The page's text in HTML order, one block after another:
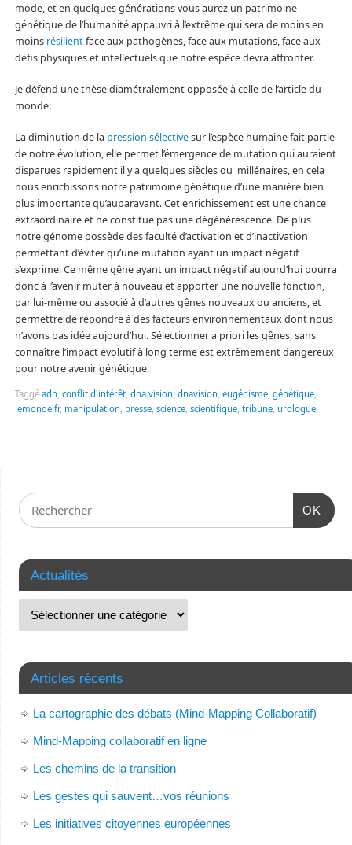
mode, et en quelques générations vous aurez un patrimoine
génétique de l’humanité appauvri à l’extrême qui sera de moins en
moinsrésilientface aux pathogènes, face aux mutations, face aux
défis physiques et intellectuels que notre espèce devra affronter.
Je défend une thèse diamétralement opposée à celle de l’article du
monde:
La diminution de la pression sélectivesur l’espèce humaine fait partie
de notre évolution, elle permet l’émergence de mutation qui auraient
disparues rapidement il y a quelques siècles ou millénaires, en cela
nous enrichissons notre patrimoine génétique d’une manière bien
plus importante qu’auparavant. Cet enrichissement est une chance
extraordinaire et ne constitue pas une dégénérescence. De plus
notre génome possède des faculté d’activation et d’inactivation
permettant d’éviter qu’une mutation ayant un impact négatif
s’exprime. Ce même gêne ayant un impact négatif aujourd’hui pourra
donc à l’avenir muter à nouveau et apporter une nouvelle fonction,
par lui-même ou associé à d’autres gênes nouveaux ou anciens, et
permettre de répondre à des facteurs environnementaux dont nous
n’avons pas idée aujourd’hui. Sélectionner a priori les gênes, sans
connaître l’impact évolutif à long terme est extrêmement dangereux
pour notre avenir génétique.
Taggé adn, conflit d'intérêt, dna vision, dnavision, eugénisme, génétique,
lemonde.fr, manipulation, presse, science, scientifique, tribune, urologue
OK
Actualités
Articles récents
La cartographie des débats (Mind-Mapping Collaboratif)
Mind-Mapping collaboratif en ligne
Les chemins de la transition
Les gestes qui sauvent…vos réunions
Les initiatives citoyennes européennes